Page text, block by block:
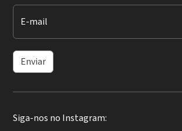
E-mail
Enviar
Siga-nos no Instagram: